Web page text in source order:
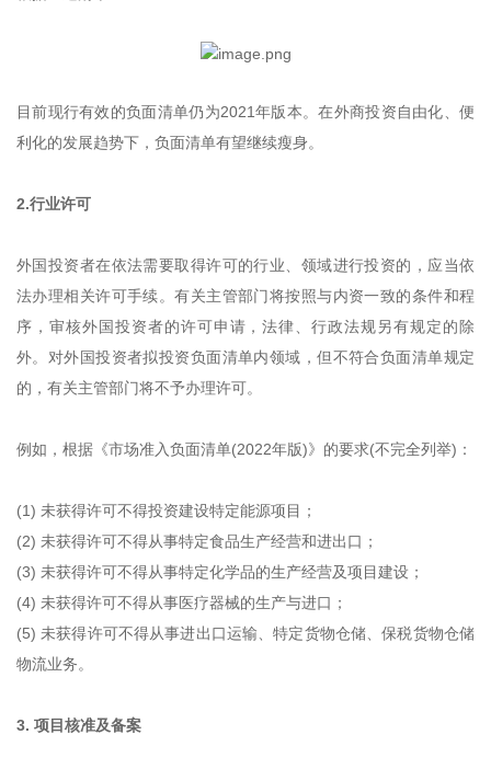
目前现行有效的负面清单仍为2021年版本。在外商投资自由化、便
利化的发展趋势下，负面清单有望继续瘦身。
2.行业许可
外国投资者在依法需要取得许可的行业、领域进行投资的，应当依
法办理相关许可手续。有关主管部门将按照与内资一致的条件和程
序，审核外国投资者的许可申请，法律、行政法规另有规定的除
外。对外国投资者拟投资负面清单内领域，但不符合负面清单规定
的，有关主管部门将不予办理许可。
例如，根据《市场准入负面清单(2022年版)》的要求(不完全列举)：
(1) 未获得许可不得投资建设特定能源项目；
(2) 未获得许可不得从事特定食品生产经营和进出口；
(3) 未获得许可不得从事特定化学品的生产经营及项目建设；
(4) 未获得许可不得从事医疗器械的生产与进口；
(5) 未获得许可不得从事进出口运输、特定货物仓储、保税货物仓储
物流业务。
3. 项目核准及备案